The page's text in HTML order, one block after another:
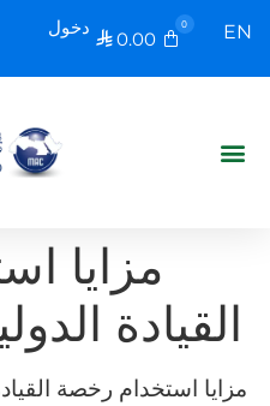
EN
0.00
0 دخول
مزايا
القيادة
مزايا استخدام رخصة